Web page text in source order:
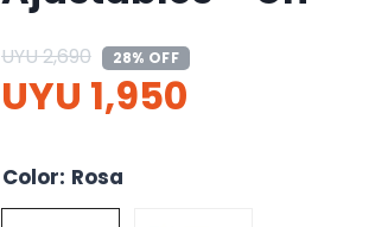
UYU2,690 28% OFF
UYU 1,950
Color: Rosa